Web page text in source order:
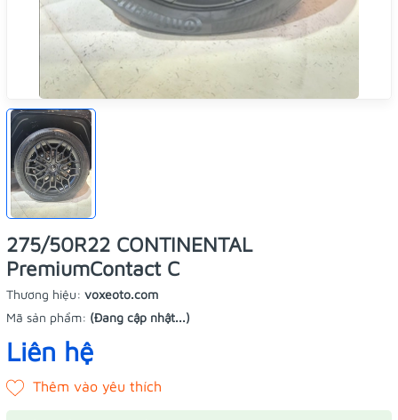
275/50R22 CONTINENTAL
PremiumContact C
Thương hiệu: voxeoto.com
Mã sản phẩm: (Đang cập nhật...)
Liên hệ